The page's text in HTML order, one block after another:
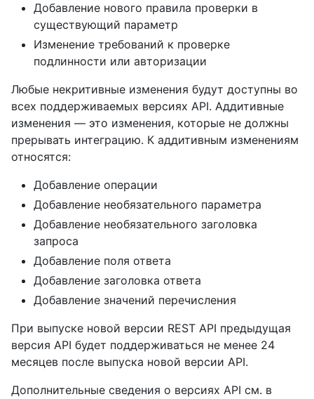
Добавление нового правила проверки в
существующий параметр
Изменение требований к проверке
подлинности или авторизации
Любые некритивные изменения будут доступны во
всех поддерживаемых версиях API. Аддитивные
изменения — это изменения, которые не должны
прерывать интеграцию. К аддитивным изменениям
относятся:
Добавление операции
Добавление необязательного параметра
Добавление необязательного заголовка
запроса
Добавление поля ответа
Добавление заголовка ответа
Добавление значений перечисления
При выпуске новой версии REST API предыдущая
версия API будет поддерживаться не менее 24
месяцев после выпуска новой версии API.
Дополнительные сведения о версиях API см. в